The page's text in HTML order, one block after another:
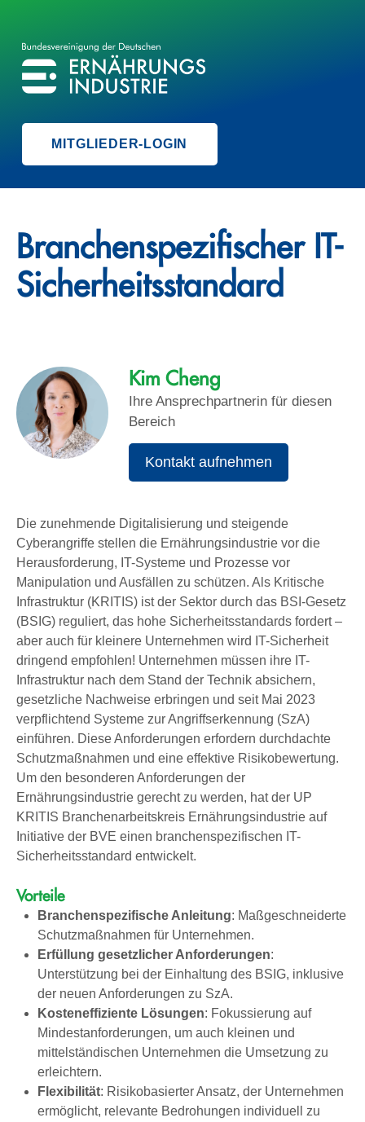
BVE
BUNDESVEREINIGUNG DER ERNÄHRUNGSINDUSTRIE
MITGLIEDER-LOGIN
Branchenspezifischer IT-
Sicherheitsstandard
Kim Cheng
Ihre Ansprechpartnerin für diesen
Bereich
Kontakt aufnehmen
Die zunehmende Digitalisierung und steigende
Cyberangriffe stellen die Ernährungsindustrie vor die
Herausforderung, IT-Systeme und Prozesse vor
Manipulation und Ausfällen zu schützen. Als Kritische
Infrastruktur (KRITIS) ist der Sektor durch das BSI-Gesetz
(BSIG) reguliert, das hohe Sicherheitsstandards fordert –
aber auch für kleinere Unternehmen wird IT-Sicherheit
dringend empfohlen! Unternehmen müssen ihre IT-
Infrastruktur nach dem Stand der Technik absichern,
gesetzliche Nachweise erbringen und seit Mai 2023
verpflichtend Systeme zur Angriffserkennung (SzA)
einführen. Diese Anforderungen erfordern durchdachte
Schutzmaßnahmen und eine effektive Risikobewertung.
Um den besonderen Anforderungen der
Ernährungsindustrie gerecht zu werden, hat der UP
KRITIS Branchenarbeitskreis Ernährungsindustrie auf
Initiative der BVE einen branchenspezifischen IT-
Sicherheitsstandard entwickelt.
Vorteile
Branchenspezifische Anleitung: Maßgeschneiderte
Schutzmaßnahmen für Unternehmen.
Erfüllung gesetzlicher Anforderungen:
Unterstützung bei der Einhaltung des BSIG, inklusive
der neuen Anforderungen zu SzA.
Kosteneffiziente Lösungen: Fokussierung auf
Mindestanforderungen, um auch kleinen und
mittelständischen Unternehmen die Umsetzung zu
erleichtern.
Flexibilität: Risikobasierter Ansatz, der Unternehmen
ermöglicht, relevante Bedrohungen individuell zu